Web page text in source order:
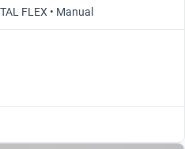
FLEX • Manual